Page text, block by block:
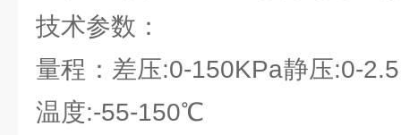
技术参数：
量程：差压:0-150KPa静压:0-
温度:-55-150℃